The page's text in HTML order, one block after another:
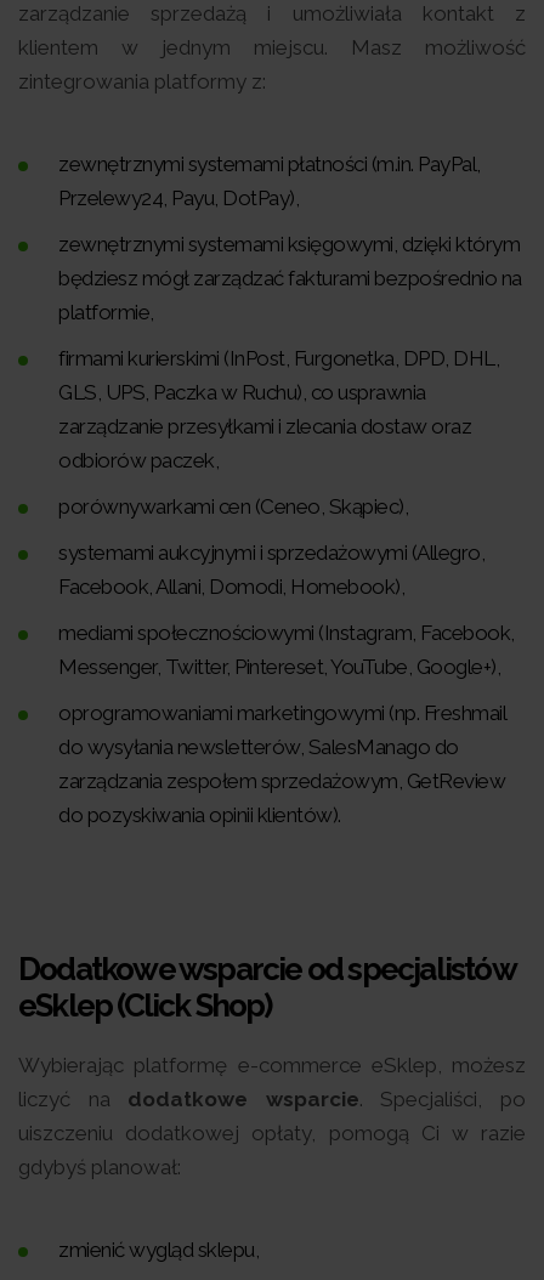
zarządzanie sprzedażą i umożliwiała kontakt z
klientem w jednym miejscu. Masz możliwość
zintegrowania platformy z:
zewnętrznymi systemami płatności (m.in. PayPal,
Przelewy24, Payu, DotPay),
zewnętrznymi systemami księgowymi, dzięki którym
będziesz mógł zarządzać fakturami bezpośrednio na
platformie,
firmami kurierskimi (InPost, Furgonetka, DPD, DHL,
GLS, UPS, Paczka w Ruchu), co usprawnia
zarządzanie przesyłkami i zlecania dostaw oraz
odbiorów paczek,
porównywarkami cen (Ceneo, Skąpiec),
systemami aukcyjnymi i sprzedażowymi (Allegro,
Facebook, Allani, Domodi, Homebook),
mediami społecznościowymi (Instagram, Facebook,
Messenger, Twitter, Pintereset, YouTube, Google+),
oprogramowaniami marketingowymi (np. Freshmail
do wysyłania newsletterów, SalesManago do
zarządzania zespołem sprzedażowym, GetReview
do pozyskiwania opinii klientów).
Dodatkowe wsparcie od specjalistów
eSklep (Click Shop)
Wybierając platformę e-commerce eSklep, możesz
liczyć na dodatkowe wsparcie. Specjaliści, po
uiszczeniu dodatkowej opłaty, pomogą Ci w razie
gdybyś planował:
zmienić wygląd sklepu,